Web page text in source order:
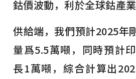
鈷價波動，利於全球鈷產業
供給端，我們預計2025年
量爲5.5萬噸，同時預計
長1萬噸，綜合計算出